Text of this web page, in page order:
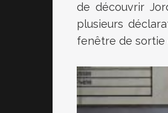
de découvrir
plusieurs
fenêtre de sortie